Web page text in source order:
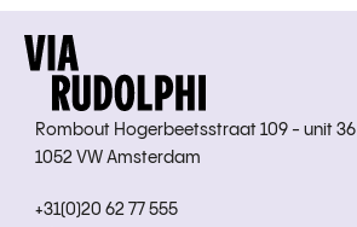
Rombout Hogerbeetsstraat 109 - unit 36
1052 VW Amsterdam
+31(0)20 62 77 555